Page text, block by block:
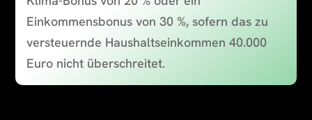
Einkommensbonus von 30 %, sofern das zu
versteuernde Haushaltseinkommen 40.000
Euro nicht überschreitet.